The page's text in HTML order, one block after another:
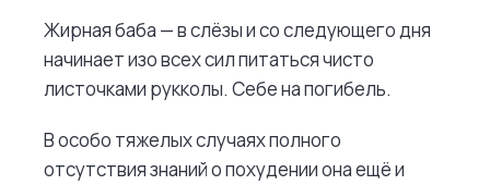
Жирная баба — в слёзы и со следующего дня
начинает изо всех сил питаться чисто
листочками рукколы. Себе на погибель.
В особо тяжелых случаях полного
отсутствия знаний о похудении она ещё и